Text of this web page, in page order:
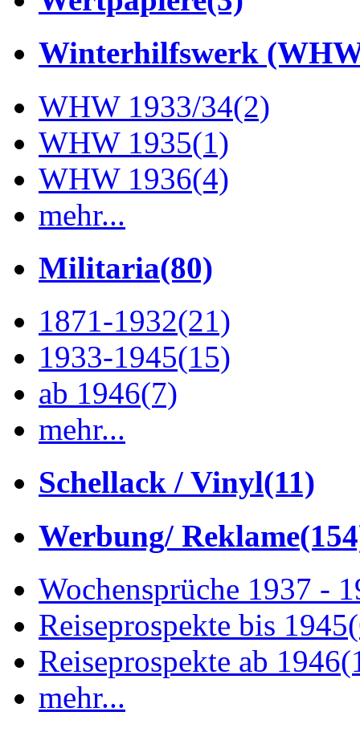
Winterhilfswerk
WHW 1933/34(2)
WHW 1935(1)
WHW 1936(4)
mehr...
Militaria(80)
1871-1932(21)
1933-1945(15)
ab 1946(7)
mehr...
Schellack / Vinyl(11)
Werbung/ Reklame
Wochensprüche 1937 -
Reiseprospekte bis 1945
Reiseprospekte ab 1946
mehr...